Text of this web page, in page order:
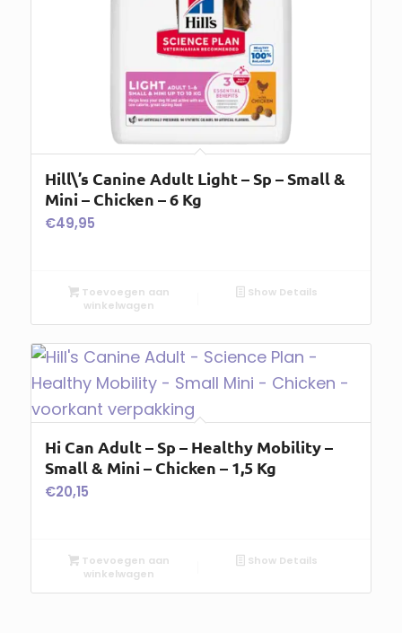
Hill\’s Canine Adult Light – Sp – Small &
Mini – Chicken – 6 Kg
€49,95
Toevoegen aan
winkelwagen
Show Details
Hi Can Adult – Sp – Healthy Mobility –
Small & Mini – Chicken – 1,5 Kg
€20,15
Toevoegen aan
winkelwagen
Show Details